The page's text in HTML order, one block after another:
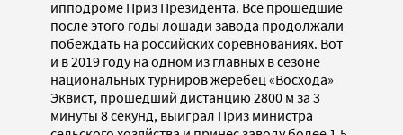
ипподроме Приз Президента. Все прошедшие
после этого годы лошади завода продолжали
побеждать на российских соревнованиях. Вот
и в 2019 году на одном из главных в сезоне
национальных турниров жеребец «Восхода»
Эквист, прошедший дистанцию 2800 м за 3
минуты 8 секунд, выиграл Приз министра